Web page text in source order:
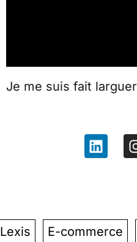
Je me suis fait larguer
E-commerce